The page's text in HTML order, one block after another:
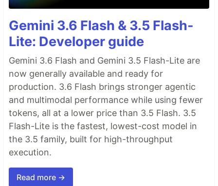
Gemini 3.6 Flash & 3.5 Flash-
Lite: Developer guide
Gemini 3.6 Flash and Gemini 3.5 Flash-Lite are
now generally available and ready for
production. 3.6 Flash brings stronger agentic
and multimodal performance while using fewer
tokens, all at a lower price than 3.5 Flash. 3.5
Flash-Lite is the fastest, lowest-cost model in
the 3.5 family, built for high-throughput
execution.
Read more →